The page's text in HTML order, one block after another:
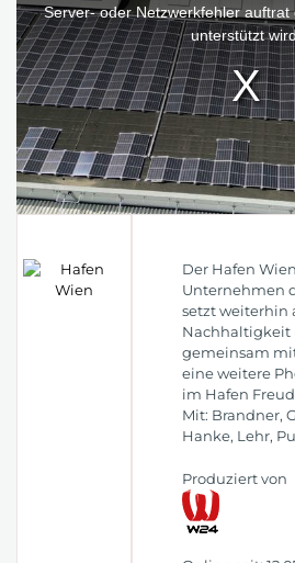
window.Server- oder Netzwerkfehler
unterstützt wird.
Der Hafen
Unternehmen
setzt weiterhin
Nachhaltigkeit
gemeinsam
eine weitere
im Hafen
Mit: Brandner,
Hanke, Lehr,
Produziert von